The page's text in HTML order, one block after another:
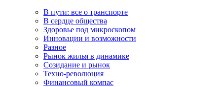
В пути: все о транспорте
В сердце общества
Здоровье под микроскопом
Инновации и возможности
Разное
Рынок жилья в динамике
Созидание и рынок
Техно-революция
Финансовый компас